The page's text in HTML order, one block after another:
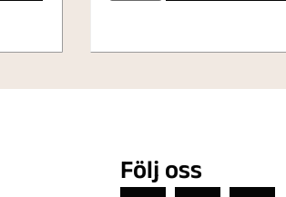
Följ oss